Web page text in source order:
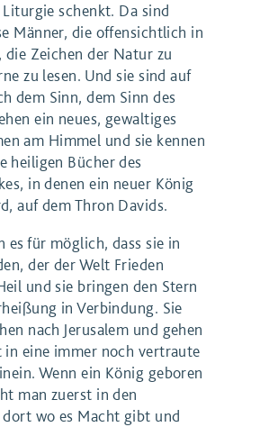
schenkt. Da sind
Männer, die offensichtlich in
die Zeichen der Natur zu
zu lesen. Und sie sind auf
dem Sinn, dem Sinn des
ein neues, gewaltiges
am Himmel und sie kennen
heiligen Bücher des
in denen ein neuer König
auf dem Thron Davids.
es für möglich, dass sie in
der der Welt Frieden
und sie bringen den Stern
in Verbindung. Sie
nach Jerusalem und gehen
in eine immer noch vertraute
Wenn ein König geboren
man zuerst in den
dort wo es Macht gibt und